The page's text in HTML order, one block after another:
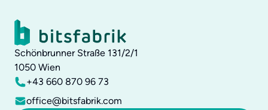
Schönbrunner Straße 131/2/1
1050 Wien
+43 660 870 96 73
office@bitsfabrik.com